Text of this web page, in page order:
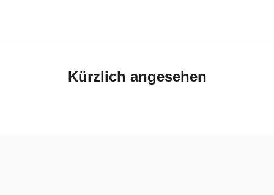
Kürzlich angesehen